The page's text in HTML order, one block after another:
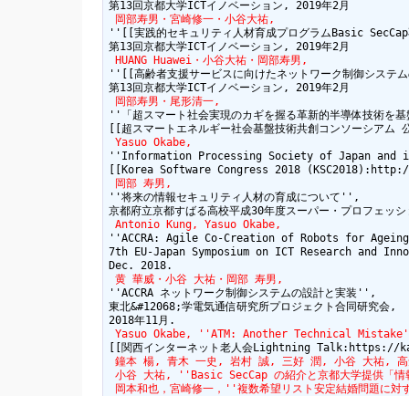
岡部寿男・宮崎修一・小谷大祐,
''[[実践的セキュリティ人材育成プログラムBasic
HUANG Huawei・小谷大祐・岡部寿男,
''[[高齢者支援サービスに向けたネットワーク制
岡部寿男・尾形清一,
''「超スマート社会実現のカギを握る革新的半導体技術を
Yasuo Okabe,
''Information Processing Society of Japan
岡部 寿男,
''将来の情報セキュリティ人材の育成について'',
Antonio Kung, Yasuo Okabe,
''ACCRA: Agile Co-Creation of Robots for
7th EU-Japan Symposium on ICT Research and
黄 華威・小谷 大祐・岡部 寿男,
''ACCRA ネットワーク制御システムの設計と実装'',
東北&#12068;学電気通信研究所プロジェクト合同研究会,
Yasuo Okabe, ''ATM: Another Technical
鐘本 楊, 青木 一史, 岩村 誠, 三好 潤, 小谷 大祐, 高
小谷 大祐, ''Basic SecCap の紹介と京都大学提供「情
岡本和也，宮崎修一，''複数希望リスト安定結婚問題に